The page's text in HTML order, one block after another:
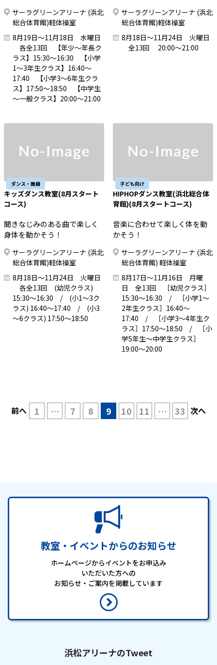
サーラグリーンアリーナ (浜北
総合体育館)軽体操室
8月19日～11月18日 水曜日
各全13回 【年少～年長ク
ラス】15:30～16:30 【小学
1～3年生クラス】16:40～
17:40 【小学3～6年生クラ
ス】17:50～18:50 【中学生
～一般クラス】20:00～21:00
サーラグリーンアリーナ (浜北
総合体育館)軽体操室
8月18日～11月24日 火曜日
全13回 20:00～21:00
ダンス・舞踊
キッズダンス教室(8月スタート
コース)
聞きなじみのある曲で楽しく
身体を動かそう！
サーラグリーンアリーナ (浜北
総合体育館)軽体操室
8月18日～11月24日 火曜日
各全13回 (幼児クラス)
15:30～16:30 / (小1～3ク
ラス) 16:40～17:40 / (小3
～6クラス) 17:50～18:50
子ども向け
HIPHOPダンス教室(浜北総合体
育館)(8月スタートコース)
音楽に合わせて楽しく体を動
かそう！
サーラグリーンアリーナ (浜北
総合体育館) 軽体操室
8月17日～11月16日 月曜
日 全13回 ［幼児クラス］
15:30～16:30 / ［小学1～
2年生クラス］16:40～
17:40 / ［小学3～4年生ク
ラス］17:50～18:50 / ［小
学5年生～中学生クラス］
19:00～20:00
前へ 1 … 7 8 9 10 11 … 33 次へ
教室・イベントからのお知らせ
ホームページからイベントをお申込み
いただいた方への
お知らせ・ご案内を掲載しています
浜松アリーナのTweet